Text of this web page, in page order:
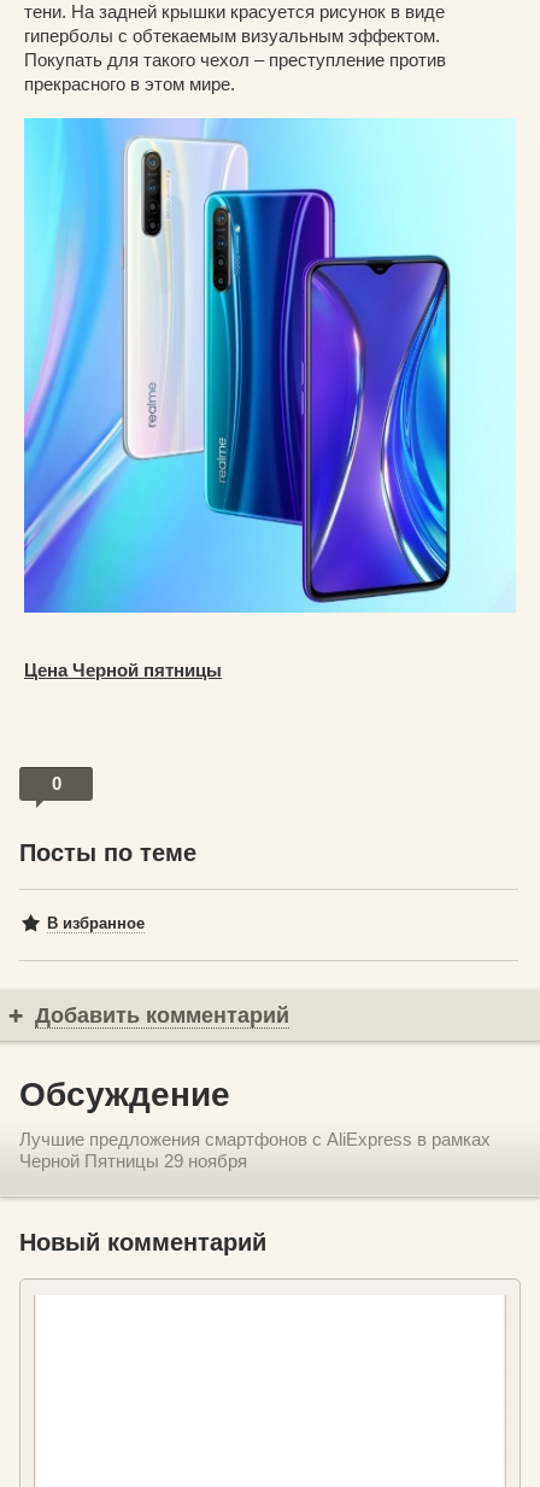
тени. На задней крышки красуется рисунок в виде
гиперболы с обтекаемым визуальным эффектом.
Покупать для такого чехол – преступление против
прекрасного в этом мире.
Цена Черной пятницы
0
Посты по теме
В избранное
Добавить комментарий
Обсуждение
Лучшие предложения смартфонов с AliExpress в рамках
Черной Пятницы 29 ноября
Новый комментарий